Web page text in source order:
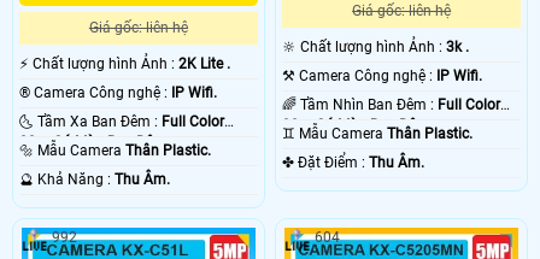
Giá gốc: liên hệ
️⚡ Chất lượng hình Ảnh : 2K Lite .
®️ Camera Công nghệ : IP Wifi.
🌜 Tầm Xa Ban Đêm : Full Color
30m Có Màu Ban Ðêm.
🔩 Mẫu Camera Thân Plastic.
️🔮 Khả Năng : Thu Âm.
Giá gốc: liên hệ
🔆 Chất lượng hình Ảnh :3k .
⚒ Camera Công nghệ : IP Wifi.
🌈 Tầm Nhìn Ban Đêm : Full Color
30m Có Màu Ban Ðêm.
♊ Mẫu CameraThân Plastic.
️✤ Đặt Điểm :Thu Âm.
992 604